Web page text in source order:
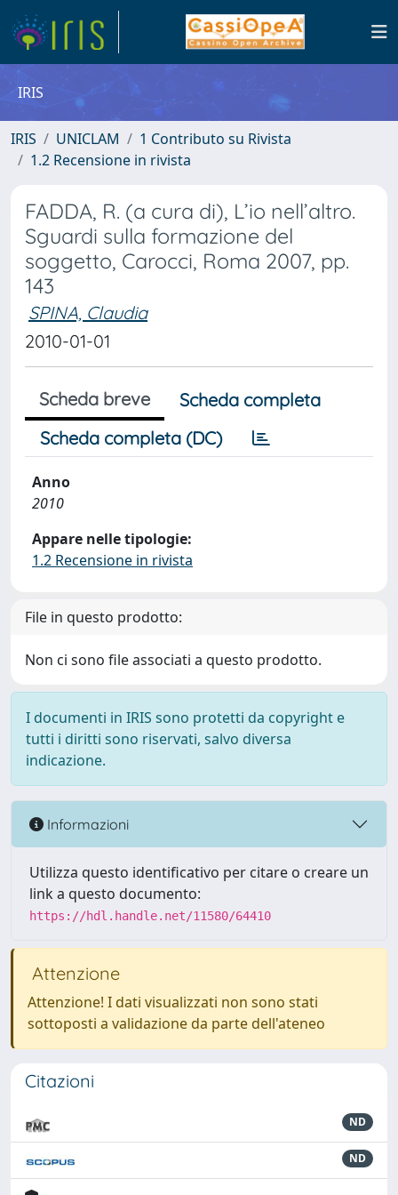
IRIS
IRIS UNICLAM
1 Contributo su Rivista
1.2 Recensione in rivista
FADDA, R. (a cura di), L’io nell’altro.
Sguardi sulla formazione del
soggetto, Carocci, Roma 2007, pp.
143
SPINA, Claudia
2010-01-01
Scheda breve
Scheda completa
Scheda completa (DC)
Anno
2010
Appare nelle tipologie:
1.2 Recensione in rivista
File in questo prodotto:
Non ci sono file associati a questo prodotto.
I documenti in IRIS sono protetti da copyright e
tutti i diritti sono riservati, salvo diversa
indicazione.
Informazioni
Utilizza questo identificativo per citare o creare un
link a questo documento:
https://hdl.handle.net/11580/64410
Attenzione
Attenzione! I dati visualizzati non sono stati
sottoposti a validazione da parte dell'ateneo
Citazioni
ND
ND